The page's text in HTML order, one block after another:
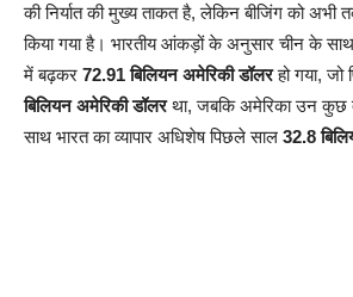
की निर्यात की मुख्य ताकत है, लेकिन बीजिंग को अभी
किया गया है। भारतीय आंकड़ों के अनुसार चीन के साथ
में बढ़कर 72.91 बिलियन अमेरिकी डॉलरहो गया, जो
बिलियन अमेरिकी डॉलरथा, जबकि अमेरिका उन
साथ भारत का व्यापार अधिशेष पिछले साल 32.8